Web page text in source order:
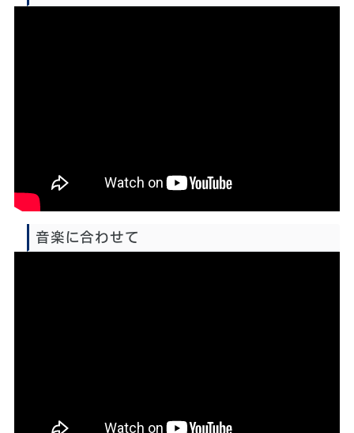
再生時間：約4分
音楽に合わせて